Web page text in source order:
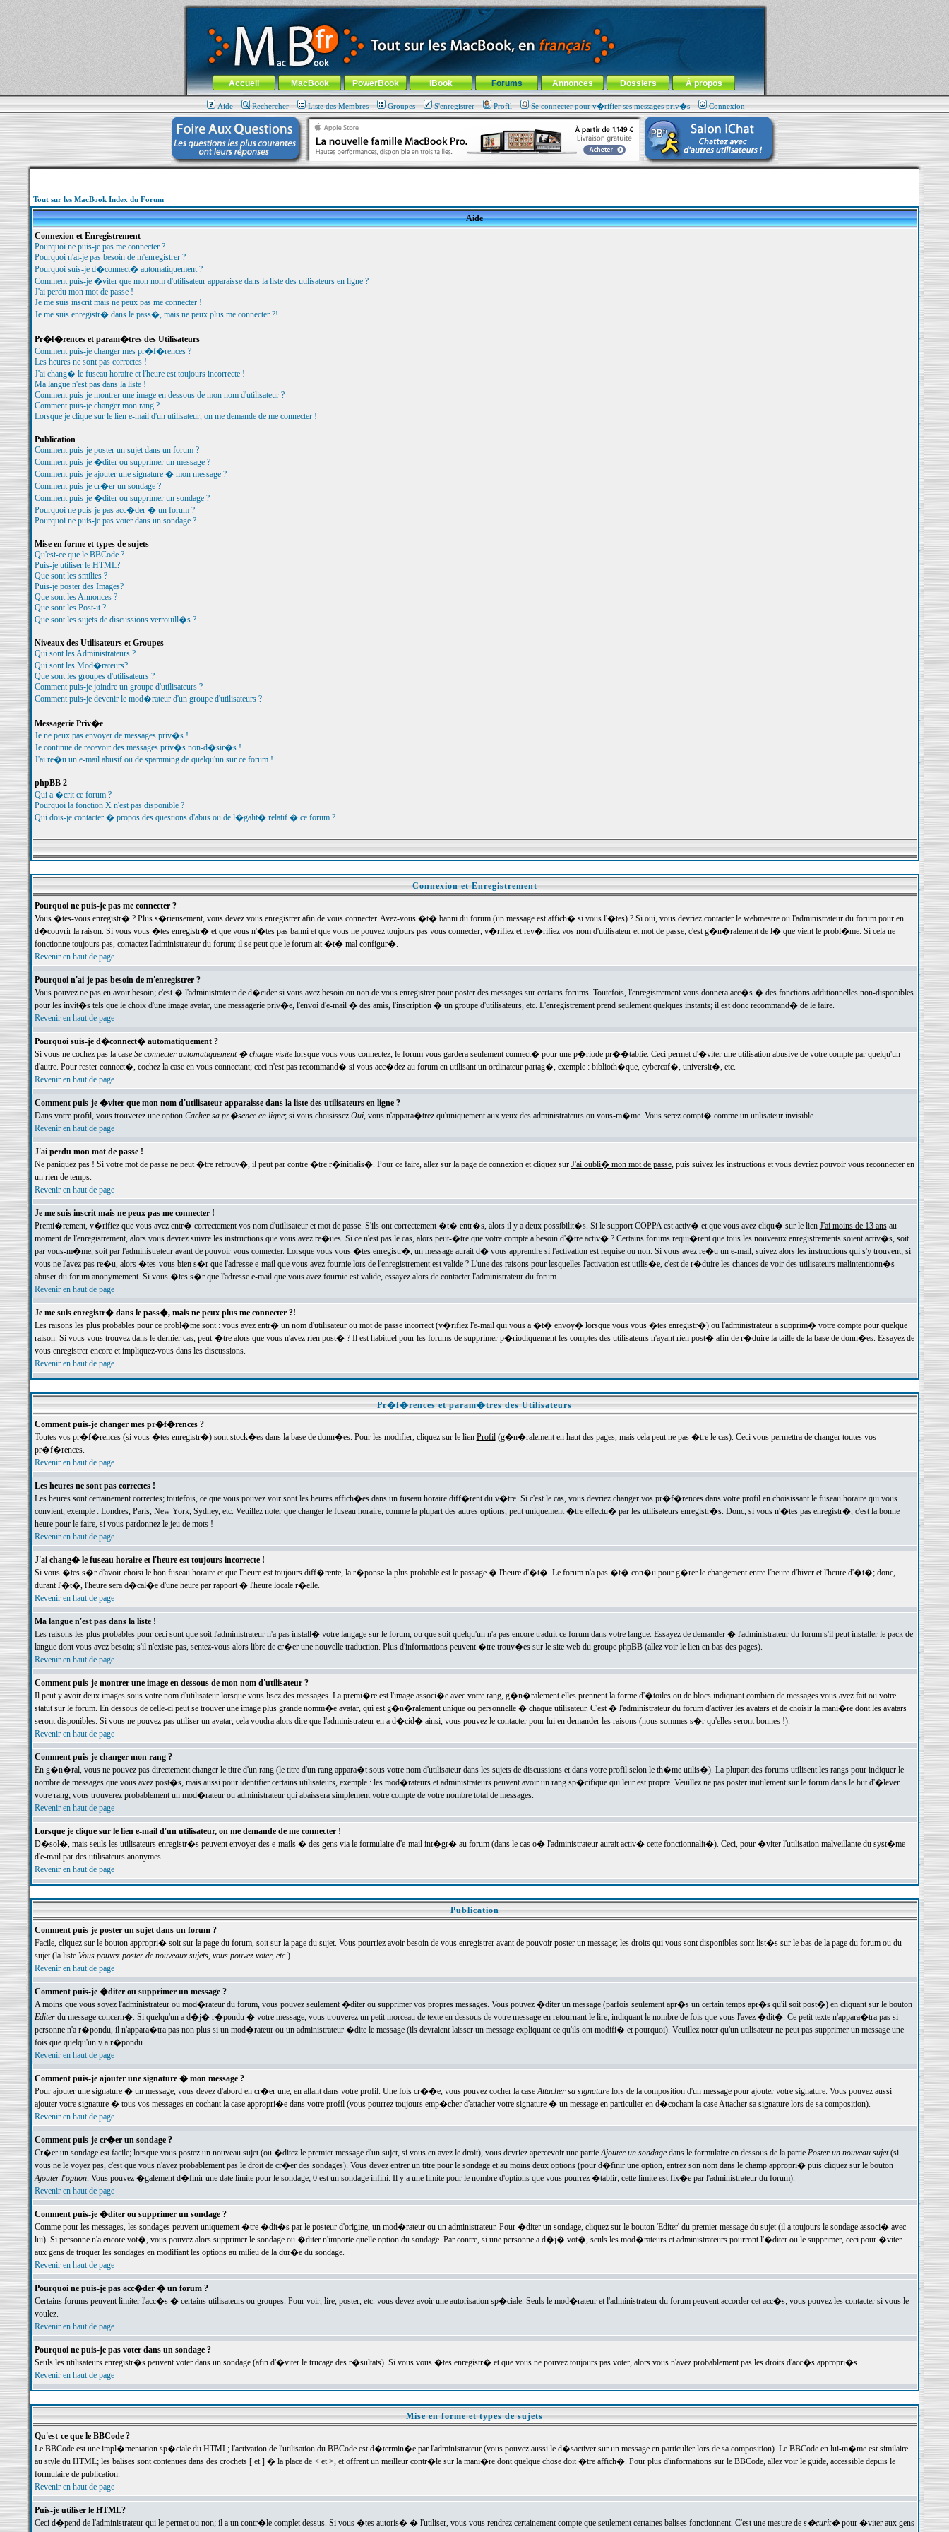
MacBook-fr.com : 100% Apple... 100% nomade !
Aller au contenu-Aller au menu général-Aller au menu de la rubrique
Menu général
Accueil MacBook PowerBook iBook Forums Annonces Dossiers À propos
Aide Rechercher Liste des Membres Groupes S'enregistrer Profil Se connecter pour v�rifier ses messages priv�s Connexion
Tout sur les MacBook Index du Forum
Aide
Connexion et Enregistrement
Pourquoi ne puis-je pas me connecter ?
Pourquoi n'ai-je pas besoin de m'enregistrer ?
Pourquoi suis-je d�connect� automatiquement ?
Comment puis-je �viter que mon nom d'utilisateur apparaisse dans la liste des utilisateurs en ligne ?
J'ai perdu mon mot de passe !
Je me suis inscrit mais ne peux pas me connecter !
Je me suis enregistr� dans le pass�, mais ne peux plus me connecter ?!
Pr�f�rences et param�tres des Utilisateurs
Comment puis-je changer mes pr�f�rences ?
Les heures ne sont pas correctes !
J'ai chang� le fuseau horaire et l'heure est toujours incorrecte !
Ma langue n'est pas dans la liste !
Comment puis-je montrer une image en dessous de mon nom d'utilisateur ?
Comment puis-je changer mon rang ?
Lorsque je clique sur le lien e-mail d'un utilisateur, on me demande de me connecter !
Publication
Comment puis-je poster un sujet dans un forum ?
Comment puis-je �diter ou supprimer un message ?
Comment puis-je ajouter une signature � mon message ?
Comment puis-je cr�er un sondage ?
Comment puis-je �diter ou supprimer un sondage ?
Pourquoi ne puis-je pas acc�der � un forum ?
Pourquoi ne puis-je pas voter dans un sondage ?
Mise en forme et types de sujets
Qu'est-ce que le BBCode ?
Puis-je utiliser le HTML?
Que sont les smilies ?
Puis-je poster des Images?
Que sont les Annonces ?
Que sont les Post-it ?
Que sont les sujets de discussions verrouill�s ?
Niveaux des Utilisateurs et Groupes
Qui sont les Administrateurs ?
Qui sont les Mod�rateurs?
Que sont les groupes d'utilisateurs ?
Comment puis-je joindre un groupe d'utilisateurs ?
Comment puis-je devenir le mod�rateur d'un groupe d'utilisateurs ?
Messagerie Priv�e
Je ne peux pas envoyer de messages priv�s !
Je continue de recevoir des messages priv�s non-d�sir�s !
J'ai re�u un e-mail abusif ou de spamming de quelqu'un sur ce forum !
phpBB 2
Qui a �crit ce forum ?
Pourquoi la fonction X n'est pas disponible ?
Qui dois-je contacter � propos des questions d'abus ou de l�galit� relatif � ce forum ?
Connexion et Enregistrement
Pourquoi ne puis-je pas me connecter ?
Vous �tes-vous enregistr� ? Plus s�rieusement, vous devez vous enregistrer afin de vous connecter. Avez-vous �t� banni du forum (un message est affich� si vous l'�tes) ? Si oui, vous devriez contacter le webmestre ou l'administrateur du forum pour en
d�couvrir la raison. Si vous vous �tes enregistr� et que vous n'�tes pas banni et que vous ne pouvez toujours pas vous connecter, v�rifiez et rev�rifiez vos nom d'utilisateur et mot de passe; c'est g�n�ralement de l� que vient le probl�me. Si cela ne
fonctionne toujours pas, contactez l'administrateur du forum; il se peut que le forum ait �t� mal configur�.
Revenir en haut de page
Pourquoi n'ai-je pas besoin de m'enregistrer ?
Vous pouvez ne pas en avoir besoin; c'est � l'administrateur de d�cider si vous avez besoin ou non de vous enregistrer pour poster des messages sur certains forums. Toutefois, l'enregistrement vous donnera acc�s � des fonctions additionnelles non-disponibles
pour les invit�s tels que le choix d'une image avatar, une messagerie priv�e, l'envoi d'e-mail � des amis, l'inscription � un groupe d'utilisateurs, etc. L'enregistrement prend seulement quelques instants; il est donc recommand� de le faire.
Revenir en haut de page
Pourquoi suis-je d�connect� automatiquement ?
Si vous ne cochez pas la case Se connecter automatiquement � chaque visitelorsque vous vous connectez, le forum vous gardera seulement connect� pour une p�riode pr��tablie. Ceci permet d'�viter une utilisation abusive de votre compte par quelqu'un
d'autre. Pour rester connect�, cochez la case en vous connectant; ceci n'est pas recommand� si vous acc�dez au forum en utilisant un ordinateur partag�, exemple : biblioth�que, cybercaf�, universit�, etc.
Revenir en haut de page
Comment puis-je �viter que mon nom d'utilisateur apparaisse dans la liste des utilisateurs en ligne ?
Dans votre profil, vous trouverez une option Cacher sa pr�sence en ligne; si vous choisissez Oui, vous n'appara�trez qu'uniquement aux yeux des administrateurs ou vous-m�me. Vous serez compt� comme un utilisateur invisible.
Revenir en haut de page
J'ai perdu mon mot de passe !
Ne paniquez pas ! Si votre mot de passe ne peut �tre retrouv�, il peut par contre �tre r�initialis�. Pour ce faire, allez sur la page de connexion et cliquez sur J'ai oubli� mon mot de passe, puis suivez les instructions et vous devriez pouvoir vous reconnecter en
un rien de temps.
Revenir en haut de page
Je me suis inscrit mais ne peux pas me connecter !
Premi�rement, v�rifiez que vous avez entr� correctement vos nom d'utilisateur et mot de passe. S'ils ont correctement �t� entr�s, alors il y a deux possibilit�s. Si le support COPPA est activ� et que vous avez cliqu� sur le lien J'ai moins de 13 ansau
moment de l'enregistrement, alors vous devrez suivre les instructions que vous avez re�ues. Si ce n'est pas le cas, alors peut-�tre que votre compte a besoin d'�tre activ� ? Certains forums requi�rent que tous les nouveaux enregistrements soient activ�s, soit
par vous-m�me, soit par l'administrateur avant de pouvoir vous connecter. Lorsque vous vous �tes enregistr�, un message aurait d� vous apprendre si l'activation est requise ou non. Si vous avez re�u un e-mail, suivez alors les instructions qui s'y trouvent; si
vous ne l'avez pas re�u, alors �tes-vous bien s�r que l'adresse e-mail que vous avez fournie lors de l'enregistrement est valide ? L'une des raisons pour lesquelles l'activation est utilis�e, c'est de r�duire les chances de voir des utilisateurs malintentionn�s
abuser du forum anonymement. Si vous �tes s�r que l'adresse e-mail que vous avez fournie est valide, essayez alors de contacter l'administrateur du forum.
Revenir en haut de page
Je me suis enregistr� dans le pass�, mais ne peux plus me connecter ?!
Les raisons les plus probables pour ce probl�me sont : vous avez entr� un nom d'utilisateur ou mot de passe incorrect (v�rifiez l'e-mail qui vous a �t� envoy� lorsque vous vous �tes enregistr�) ou l'administrateur a supprim� votre compte pour quelque
raison. Si vous vous trouvez dans le dernier cas, peut-�tre alors que vous n'avez rien post� ? Il est habituel pour les forums de supprimer p�riodiquement les comptes des utilisateurs n'ayant rien post� afin de r�duire la taille de la base de donn�es. Essayez de
vous enregistrer encore et impliquez-vous dans les discussions.
Revenir en haut de page
Pr�f�rences et param�tres des Utilisateurs
Comment puis-je changer mes pr�f�rences ?
Toutes vos pr�f�rences (si vous �tes enregistr�) sont stock�es dans la base de donn�es. Pour les modifier, cliquez sur le lien Profil(g�n�ralement en haut des pages, mais cela peut ne pas �tre le cas). Ceci vous permettra de changer toutes vos
pr�f�rences.
Revenir en haut de page
Les heures ne sont pas correctes !
Les heures sont certainement correctes; toutefois, ce que vous pouvez voir sont les heures affich�es dans un fuseau horaire diff�rent du v�tre. Si c'est le cas, vous devriez changer vos pr�f�rences dans votre profil en choisissant le fuseau horaire qui vous
convient, exemple : Londres, Paris, New York, Sydney, etc. Veuillez noter que changer le fuseau horaire, comme la plupart des autres options, peut uniquement �tre effectu� par les utilisateurs enregistr�s. Donc, si vous n'�tes pas enregistr�, c'est la bonne
heure pour le faire, si vous pardonnez le jeu de mots !
Revenir en haut de page
J'ai chang� le fuseau horaire et l'heure est toujours incorrecte !
Si vous �tes s�r d'avoir choisi le bon fuseau horaire et que l'heure est toujours diff�rente, la r�ponse la plus probable est le passage � l'heure d'�t�. Le forum n'a pas �t� con�u pour g�rer le changement entre l'heure d'hiver et l'heure d'�t�; donc,
durant l'�t�, l'heure sera d�cal�e d'une heure par rapport � l'heure locale r�elle.
Revenir en haut de page
Ma langue n'est pas dans la liste !
Les raisons les plus probables pour ceci sont que soit l'administrateur n'a pas install� votre langage sur le forum, ou que soit quelqu'un n'a pas encore traduit ce forum dans votre langue. Essayez de demander � l'administrateur du forum s'il peut installer le pack de
langue dont vous avez besoin; s'il n'existe pas, sentez-vous alors libre de cr�er une nouvelle traduction. Plus d'informations peuvent �tre trouv�es sur le site web du groupe phpBB (allez voir le lien en bas des pages).
Revenir en haut de page
Comment puis-je montrer une image en dessous de mon nom d'utilisateur ?
Il peut y avoir deux images sous votre nom d'utilisateur lorsque vous lisez des messages. La premi�re est l'image associ�e avec votre rang, g�n�ralement elles prennent la forme d'�toiles ou de blocs indiquant combien de messages vous avez fait ou votre
statut sur le forum. En dessous de celle-ci peut se trouver une image plus grande nomm�e avatar, qui est g�n�ralement unique ou personnelle � chaque utilisateur. C'est � l'administrateur du forum d'activer les avatars et de choisir la mani�re dont les avatars
seront disponibles. Si vous ne pouvez pas utiliser un avatar, cela voudra alors dire que l'administrateur en a d�cid� ainsi, vous pouvez le contacter pour lui en demander les raisons (nous sommes s�r qu'elles seront bonnes !).
Revenir en haut de page
Comment puis-je changer mon rang ?
En g�n�ral, vous ne pouvez pas directement changer le titre d'un rang (le titre d'un rang appara�t sous votre nom d'utilisateur dans les sujets de discussions et dans votre profil selon le th�me utilis�). La plupart des forums utilisent les rangs pour indiquer le
nombre de messages que vous avez post�s, mais aussi pour identifier certains utilisateurs, exemple : les mod�rateurs et administrateurs peuvent avoir un rang sp�cifique qui leur est propre. Veuillez ne pas poster inutilement sur le forum dans le but d'�lever
votre rang; vous trouverez probablement un mod�rateur ou administrateur qui abaissera simplement votre compte de votre nombre total de messages.
Revenir en haut de page
Lorsque je clique sur le lien e-mail d'un utilisateur, on me demande de me connecter !
D�sol�, mais seuls les utilisateurs enregistr�s peuvent envoyer des e-mails � des gens via le formulaire d'e-mail int�gr� au forum (dans le cas o� l'administrateur aurait activ� cette fonctionnalit�). Ceci, pour �viter l'utilisation malveillante du syst�me
d'e-mail par des utilisateurs anonymes.
Revenir en haut de page
Publication
Comment puis-je poster un sujet dans un forum ?
Facile, cliquez sur le bouton appropri� soit sur la page du forum, soit sur la page du sujet. Vous pourriez avoir besoin de vous enregistrer avant de pouvoir poster un message; les droits qui vous sont disponibles sont list�s sur le bas de la page du forum ou du
sujet (la liste Vous pouvez poster de nouveaux sujets, vous pouvez voter, etc.)
Revenir en haut de page
Comment puis-je �diter ou supprimer un message ?
A moins que vous soyez l'administrateur ou mod�rateur du forum, vous pouvez seulement �diter ou supprimer vos propres messages. Vous pouvez �diter un message (parfois seulement apr�s un certain temps apr�s qu'il soit post�) en cliquant sur le bouton
Editerdu message concern�. Si quelqu'un a d�j� r�pondu � votre message, vous trouverez un petit morceau de texte en dessous de votre message en retournant le lire, indiquant le nombre de fois que vous l'avez �dit�. Ce petit texte n'appara�tra pas si
personne n'a r�pondu, il n'appara�tra pas non plus si un mod�rateur ou un administrateur �dite le message (ils devraient laisser un message expliquant ce qu'ils ont modifi� et pourquoi). Veuillez noter qu'un utilisateur ne peut pas supprimer un message une
fois que quelqu'un y a r�pondu.
Revenir en haut de page
Comment puis-je ajouter une signature � mon message ?
Pour ajouter une signature � un message, vous devez d'abord en cr�er une, en allant dans votre profil. Une fois cr��e, vous pouvez cocher la caseAttacher sa signaturelors de la composition d'un message pour ajouter votre signature. Vous pouvez aussi
ajouter votre signature � tous vos messages en cochant la case appropri�e dans votre profil (vous pourrez toujours emp�cher d'attacher votre signature � un message en particulier en d�cochant la case Attacher sa signature lors de sa composition).
Revenir en haut de page
Comment puis-je cr�er un sondage ?
Cr�er un sondage est facile; lorsque vous postez un nouveau sujet (ou �ditez le premier message d'un sujet, si vous en avez le droit), vous devriez apercevoir une partieAjouter un sondagedans le formulaire en dessous de la partie Poster un nouveau sujet(si
vous ne le voyez pas, c'est que vous n'avez probablement pas le droit de cr�er des sondages). Vous devez entrer un titre pour le sondage et au moins deux options (pour d�finir une option, entrez son nom dans le champ appropri� puis cliquez sur le bouton
Ajouter l'option. Vous pouvez �galement d�finir une date limite pour le sondage; 0 est un sondage infini. Il y a une limite pour le nombre d'options que vous pourrez �tablir; cette limite est fix�e par l'administrateur du forum).
Revenir en haut de page
Comment puis-je �diter ou supprimer un sondage ?
Comme pour les messages, les sondages peuvent uniquement �tre �dit�s par le posteur d'origine, un mod�rateur ou un administrateur. Pour �diter un sondage, cliquez sur le bouton 'Editer' du premier message du sujet (il a toujours le sondage associ� avec
lui). Si personne n'a encore vot�, vous pouvez alors supprimer le sondage ou �diter n'importe quelle option du sondage. Par contre, si une personne a d�j� vot�, seuls les mod�rateurs et administrateurs pourront l'�diter ou le supprimer, ceci pour �viter
aux gens de truquer les sondages en modifiant les options au milieu de la dur�e du sondage.
Revenir en haut de page
Pourquoi ne puis-je pas acc�der � un forum ?
Certains forums peuvent limiter l'acc�s � certains utilisateurs ou groupes. Pour voir, lire, poster, etc. vous devez avoir une autorisation sp�ciale. Seuls le mod�rateur et l'administrateur du forum peuvent accorder cet acc�s; vous pouvez les contacter si vous le
voulez.
Revenir en haut de page
Pourquoi ne puis-je pas voter dans un sondage ?
Seuls les utilisateurs enregistr�s peuvent voter dans un sondage (afin d'�viter le trucage des r�sultats). Si vous vous �tes enregistr� et que vous ne pouvez toujours pas voter, alors vous n'avez probablement pas les droits d'acc�s appropri�s.
Revenir en haut de page
Mise en forme et types de sujets
Qu'est-ce que le BBCode ?
Le BBCode est une impl�mentation sp�ciale du HTML; l'activation de l'utilisation du BBCode est d�termin�e par l'administrateur (vous pouvez aussi le d�sactiver sur un message en particulier lors de sa composition). Le BBCode en lui-m�me est similaire
au style du HTML; les balises sont contenues dans des crochets [ et ] � la place de < et >, et offrent un meilleur contr�le sur la mani�re dont quelque chose doit �tre affich�. Pour plus d'informations sur le BBCode, allez voir le guide, accessible depuis le
formulaire de publication.
Revenir en haut de page
Puis-je utiliser le HTML?
Ceci d�pend de l'administrateur qui le permet ou non; il a un contr�le complet dessus. Si vous �tes autoris� � l'utiliser, vous vous rendrez certainement compte que seulement certaines balises fonctionnent. C'est une mesure de s�curit�pour �viter aux gens